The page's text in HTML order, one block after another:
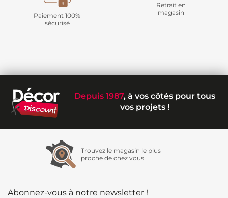
Paiement 100%
sécurisé
Retrait en
magasin
Depuis 1987, à vos côtés pour tous
vos projets !
Trouvez le magasin le plus
proche de chez vous
Abonnez-vous à notre newsletter !